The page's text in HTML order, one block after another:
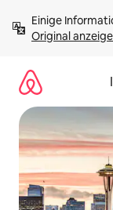
Inhalten
springenOriginal